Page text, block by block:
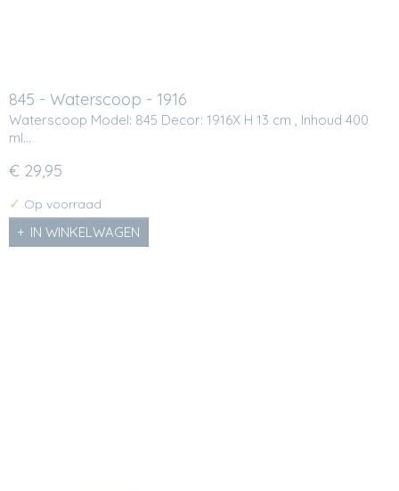
845 - Waterscoop - 1916
Waterscoop Model: 845 Decor: 1916X H 13 cm , Inhoud 400
ml…
€ 29,95
✓ Op voorraad
IN WINKELWAGEN